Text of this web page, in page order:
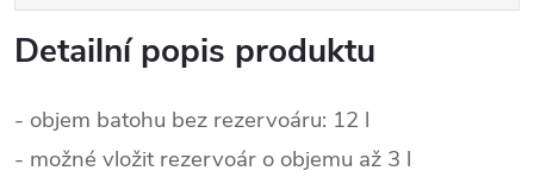
Detailní popis produktu
- objem batohu bez rezervoáru: 12 l
- možné vložit rezervoár o objemu až 3 l